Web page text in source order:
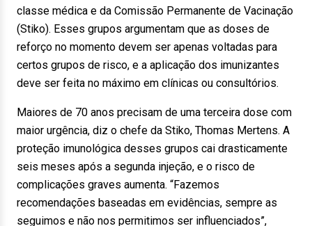
classe médica e da Comissão Permanente de Vacinação
(Stiko). Esses grupos argumentam que as doses de
reforço no momento devem ser apenas voltadas para
certos grupos de risco, e a aplicação dos imunizantes
deve ser feita no máximo em clínicas ou consultórios.
Maiores de 70 anos precisam de uma terceira dose com
maior urgência, diz o chefe da Stiko, Thomas Mertens. A
proteção imunológica desses grupos cai drasticamente
seis meses após a segunda injeção, e o risco de
complicações graves aumenta. “Fazemos
recomendações baseadas em evidências, sempre as
seguimos e não nos permitimos ser influenciados”,